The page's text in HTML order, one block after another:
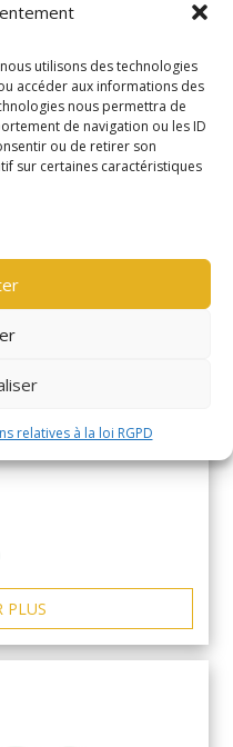
utilisons des technologies
accéder aux informations des
nous permettra de
de navigation ou les ID
ou de retirer son
sur certaines caractéristiques
relatives à la loi RGPD
PLUS